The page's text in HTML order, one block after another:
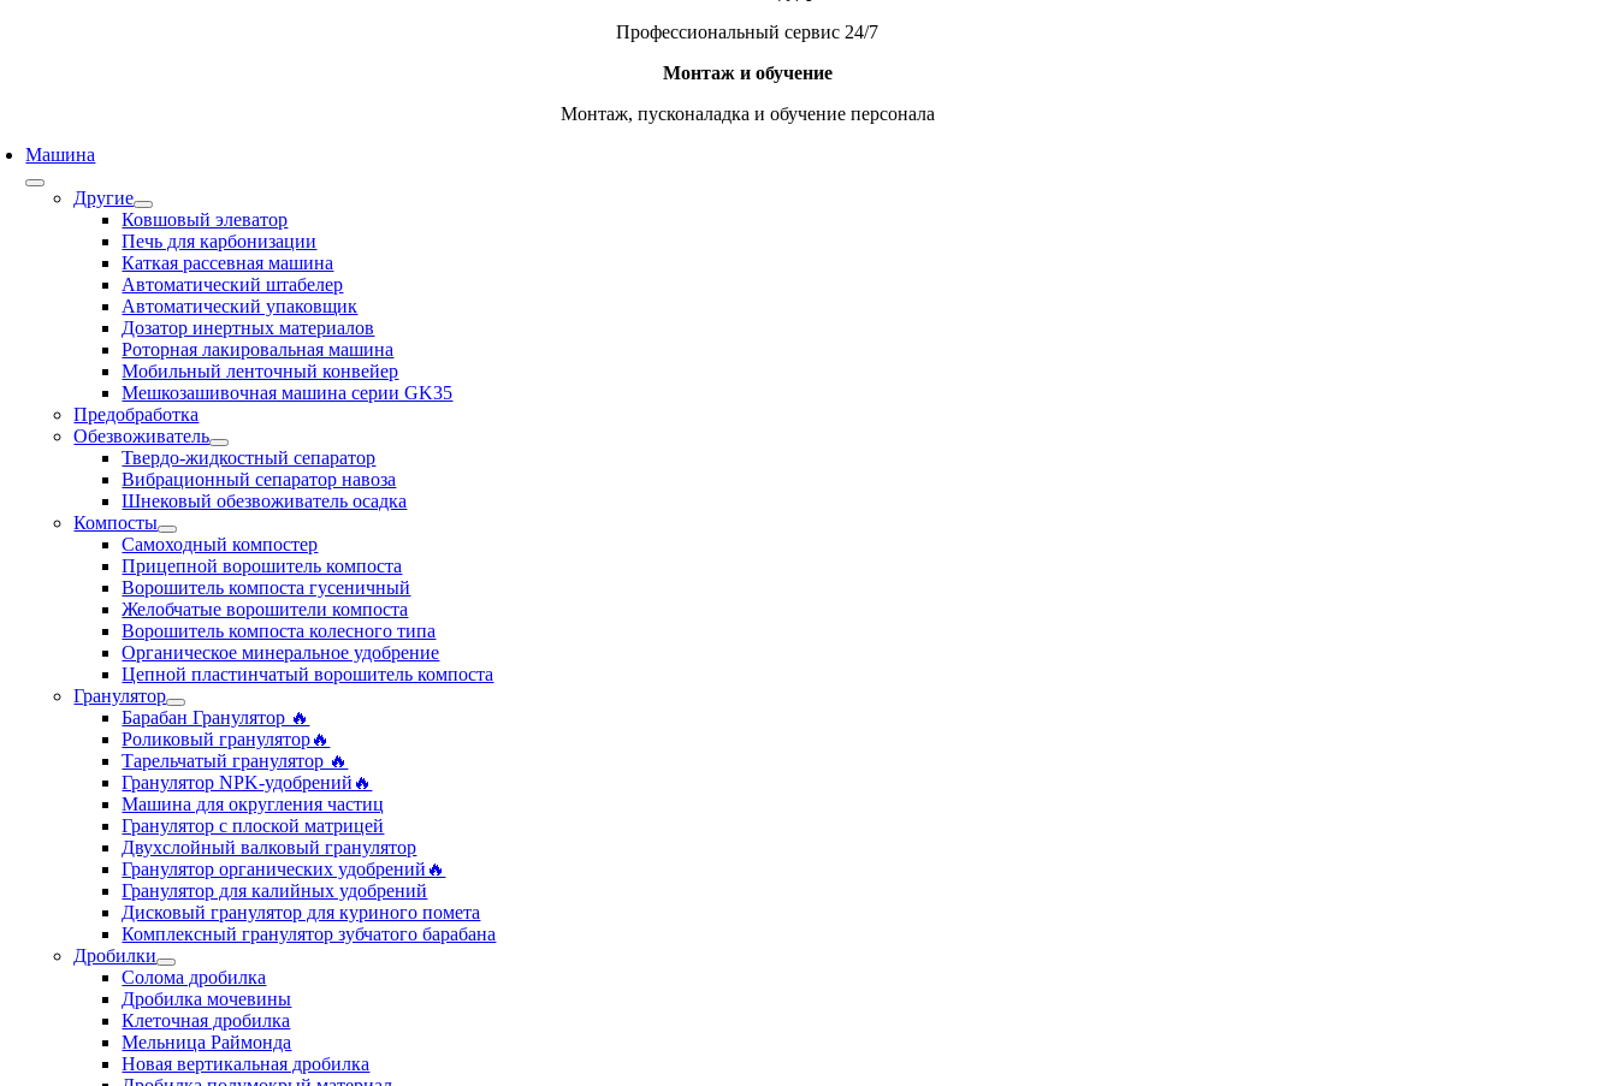
Профессиональный сервис 24/7
Монтаж и обучение
Монтаж, пусконаладка и обучение персонала
Машина
Другие
Ковшовый элеватор
Печь для карбонизации
Каткая рассевная машина
Автоматический штабелер
Автоматический упаковщик
Дозатор инертных материалов
Роторная лакировальная машина
Мобильный ленточный конвейер
Мешкозашивочная машина серии GK35
Предобработка
Обезвоживатель
Твердо-жидкостный сепаратор
Вибрационный сепаратор навоза
Шнековый обезвоживатель осадка
Компосты
Cамоходный компостер
Прицепной ворошитель компоста
Ворошитель компоста гусеничный
Желобчатые ворошители компоста
Ворошитель компоста колесного типа
Органическое минеральное удобрение
Цепной пластинчатый ворошитель компоста
Гранулятор
Барабан Гранулятор 🔥
Роликовый гранулятор🔥
Тарельчатый гранулятор ‍🔥
Гранулятор NPK-удобрений🔥
Машина для округления частиц
Гранулятор с плоской матрицей
Двухслойный валковый гранулятор
Гранулятор органических удобрений🔥
Гранулятор для калийных удобрений
Дисковый гранулятор для куриного помета
Комплексный гранулятор зубчатого барабана
Дробилки
Солома дробилка
Дробилка мочевины
Клеточная дробилка
Мельница Раймонда
Новая вертикальная дробилка